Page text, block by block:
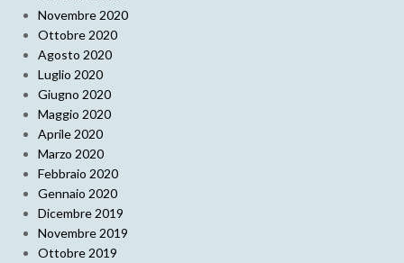
Novembre 2020
Ottobre 2020
Agosto 2020
Luglio 2020
Giugno 2020
Maggio 2020
Aprile 2020
Marzo 2020
Febbraio 2020
Gennaio 2020
Dicembre 2019
Novembre 2019
Ottobre 2019